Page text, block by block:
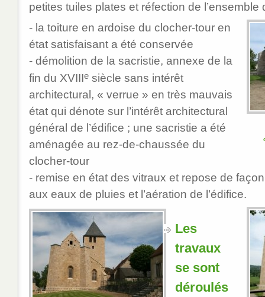
petites tuiles plates et réfection de l’ensemble
- la toiture en ardoise du clocher-tour en
état satisfaisant a été conservée
- démolition de la sacristie, annexe de la
fin du XVIIIesiècle sans intérêt
architectural, « verrue » en très mauvais
état qui dénote sur l’intérêt architectural
général de l’édifice ; une sacristie a été
aménagée au rez-de-chaussée du
clocher-tour
- remise en état des vitraux et repose de
aux eaux de pluies et l’aération de l’édifice.
Les
travaux
se sont
déroulés